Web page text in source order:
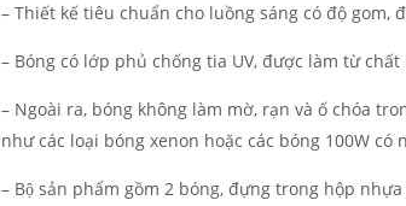
– Thiết kế tiêu chuẩn cho luồng sáng có độ gom,
– Bóng có lớp phủ chống tia UV, được làm từ
– Ngoài ra, bóng không làm mờ, rạn và ố chóa
như các loại bóng xenon hoặc các bóng 100W có
– Bộ sản phẩm gồm 2 bóng, đựng trong hộp